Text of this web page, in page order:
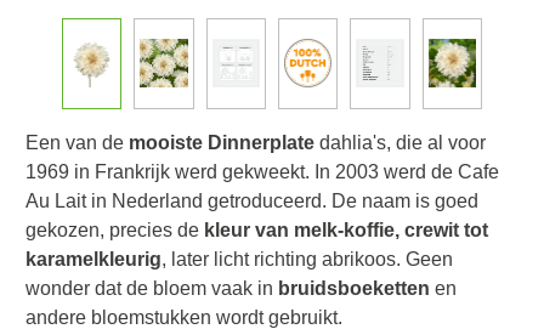
Een van de mooiste Dinnerplate dahlia's, die al voor
1969 in Frankrijk werd gekweekt. In 2003 werd de Cafe
Au Lait in Nederland getroduceerd. De naam is goed
gekozen, precies de kleur van melk-koffie, crewit tot
karamelkleurig, later licht richting abrikoos. Geen
wonder dat de bloem vaak in bruidsboeketten en
andere bloemstukken wordt gebruikt.